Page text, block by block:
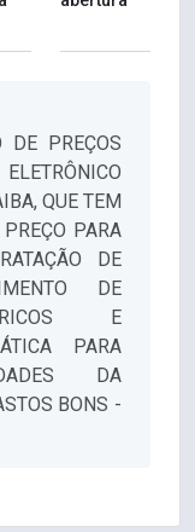
DE PREÇOS
QUE TEM
PARA
DE
DE
E
PARA
DA
BONS -